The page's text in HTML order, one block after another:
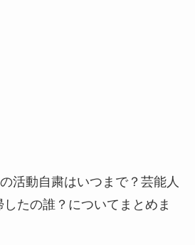
活動自粛はいつまで？芸能人
たの誰？についてまとめま